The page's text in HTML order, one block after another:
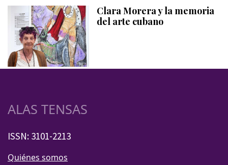
Clara Morera y la memoria
del arte cubano
ALAS TENSAS
ISSN: 3101-2213
Quiénes somos